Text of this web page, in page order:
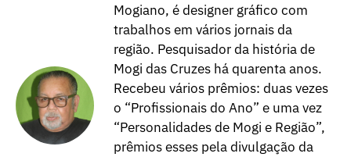
Mogiano, é designer gráfico com
trabalhos em vários jornais da
região. Pesquisador da história de
Mogi das Cruzes há quarenta anos.
Recebeu vários prêmios: duas vezes
o “Profissionais do Ano” e uma vez
“Personalidades de Mogi e Região”,
prêmios esses pela divulgação da